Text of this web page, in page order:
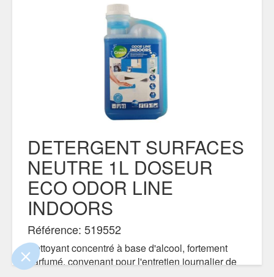
contenu de ce site vous intéresse
aimerait bien vous accompagner
certifiés par
Je choisis OK pour moi
DETERGENT SURFACES
NEUTRE 1L DOSEUR
ECO ODOR LINE
INDOORS
Référence: 519552
Nettoyant concentré à base d'alcool, fortement
parfumé, convenant pour l'entretien journalier de